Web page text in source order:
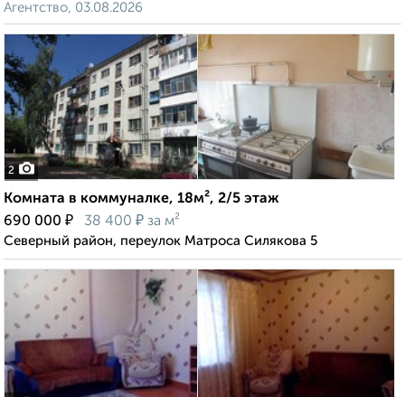
Агентство, 03.08.2026
2
Комната в коммуналке, 18м², 2/5 этаж
690 000 ₽ 38 400 ₽ за м²
Северный район, переулок Матроса Силякова 5